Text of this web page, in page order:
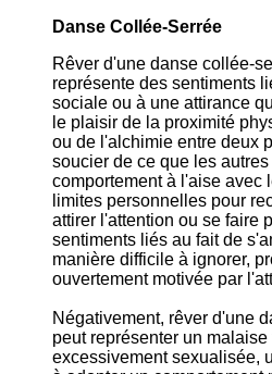
Danse Collée-Serrée
Rêver d'une danse collée-
représente des sentiments
sociale ou à une attirance
le plaisir de la proximité
ou de l'alchimie entre deux
soucier de ce que les
comportement à l'aise avec
limites personnelles pour
attirer l'attention ou se faire
sentiments liés au fait de
manière difficile à ignorer,
ouvertement motivée par
Négativement, rêver d'une
peut représenter un
excessivement sexualisée,